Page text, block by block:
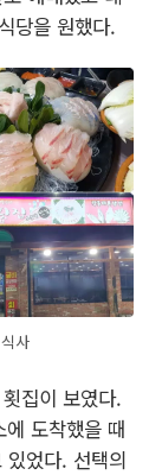
당을 원했다.
사
집이 보였다.
도착했을 때
었다. 선택의